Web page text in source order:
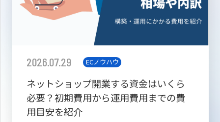
2026.07.29 ECノウハウ
ネットショップ開業する資金はいくら
必要？初期費用から運用費用までの費
用目安を紹介